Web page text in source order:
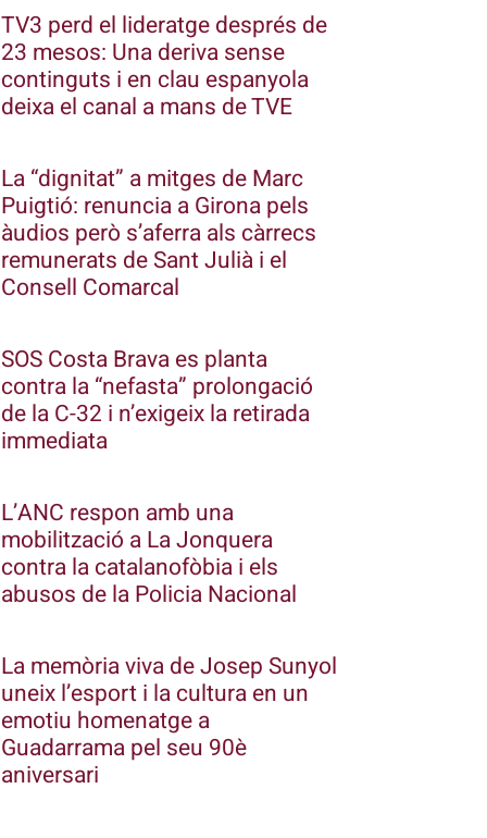
TV3 perd el lideratge després de
23 mesos: Una deriva sense
continguts i en clau espanyola
deixa el canal a mans de TVE
La “dignitat” a mitges de Marc
Puigtió: renuncia a Girona pels
àudios però s’aferra als càrrecs
remunerats de Sant Julià i el
Consell Comarcal
SOS Costa Brava es planta
contra la “nefasta” prolongació
de la C-32 i n’exigeix la retirada
immediata
L’ANC respon amb una
mobilització a La Jonquera
contra la catalanofòbia i els
abusos de la Policia Nacional
La memòria viva de Josep Sunyol
uneix l’esport i la cultura en un
emotiu homenatge a
Guadarrama pel seu 90è
aniversari